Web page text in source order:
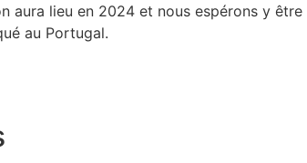
aura lieu en 2024 et nous espérons y
au Portugal.